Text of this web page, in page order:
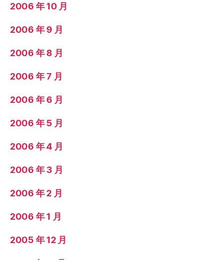
2006 年 10 月
2006 年 9 月
2006 年 8 月
2006 年 7 月
2006 年 6 月
2006 年 5 月
2006 年 4 月
2006 年 3 月
2006 年 2 月
2006 年 1 月
2005 年 12 月